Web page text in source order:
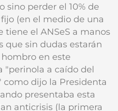
sino perder el 10% de
(en el medio de una
tiene el ANSeS a manos
que sin dudas estarán
en este
"perinola a caído del
como dijo la Presidenta
presentaba esta
anticrisis (la primera